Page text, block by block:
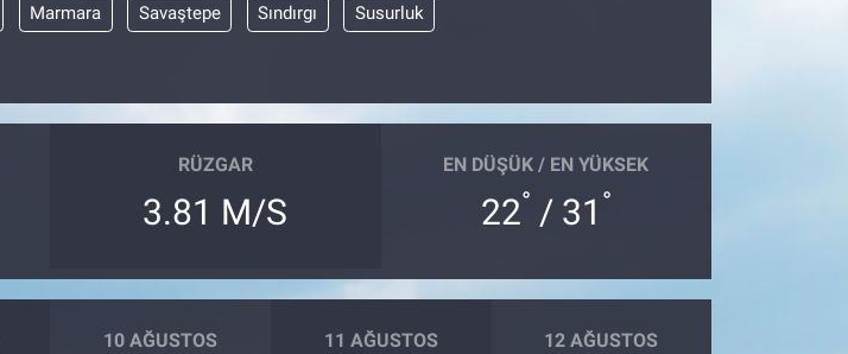
Marmara Savaştepe Sındırgı Susurluk
RÜZGAR
3.81 M/S
EN DÜŞÜK / EN YÜKSEK
22° / 31 °
10 AĞUSTOS 11 AĞUSTOS 12 AĞUSTOS